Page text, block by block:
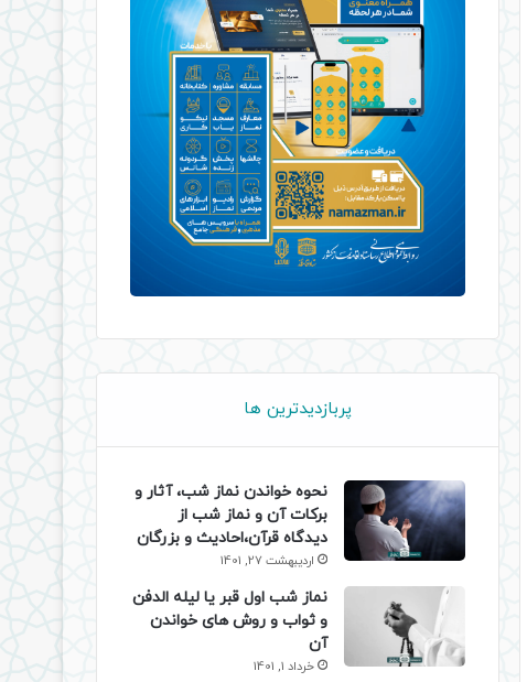
پربازدیدترین ها
نحوه خواندن نماز شب، آثار و
برکات آن و نماز شب از
دیدگاه قرآن،احادیث و بزرگان
اردیبهشت 27, 1401
نماز شب اول قبر یا لیله الدفن
و ثواب و روش های خواندن
آن
خرداد 1, 1401